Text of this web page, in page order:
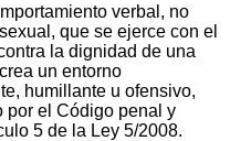
verbal, no
que se ejerce con el
la dignidad de una
un entorno
humillante u ofensivo,
por el Código penal y
5 de la Ley 5/2008.